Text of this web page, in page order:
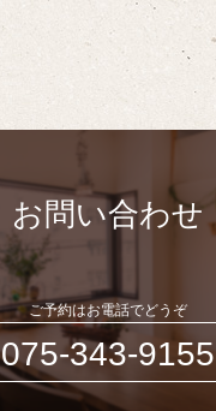
お問い合わせ
ご予約はお電話でどうぞ
075-343-9155